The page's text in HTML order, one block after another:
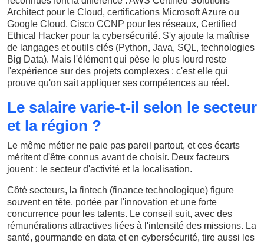
Architect pour le Cloud, certifications Microsoft Azure ou
Google Cloud, Cisco CCNP pour les réseaux, Certified
Ethical Hacker pour la cybersécurité. S'y ajoute la maîtrise
de langages et outils clés (Python, Java, SQL, technologies
Big Data). Mais l'élément qui pèse le plus lourd reste
l'expérience sur des projets complexes : c'est elle qui
prouve qu'on sait appliquer ses compétences au réel.
Le salaire varie-t-il selon le secteur
et la région ?
Le même métier ne paie pas pareil partout, et ces écarts
méritent d'être connus avant de choisir. Deux facteurs
jouent : le secteur d'activité et la localisation.
Côté secteurs, la fintech (finance technologique) figure
souvent en tête, portée par l'innovation et une forte
concurrence pour les talents. Le conseil suit, avec des
rémunérations attractives liées à l'intensité des missions. La
santé, gourmande en data et en cybersécurité, tire aussi les